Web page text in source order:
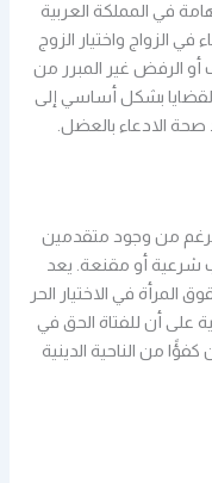
في المملكة العربية
الزواج واختيار الزوج
أو الرفض غير المبرر من
بشكل أساسي إلى
صحة الادعاء بالعضل.
من وجود متقدمين
شرعية أو مقنعة. يعد
في الاختيار الحر
على أن للفتاة الحق في
من الناحية الدينية